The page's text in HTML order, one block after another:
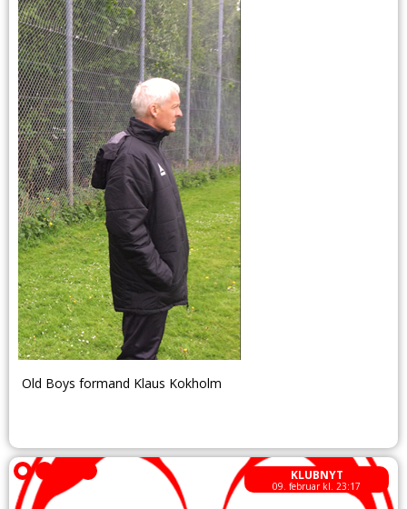
Old Boys formand Klaus Kokholm
KLUBNYT
09. februar kl. 23:17